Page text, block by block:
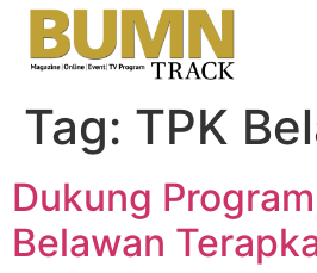
Tag: TPK
Dukung
Belawan